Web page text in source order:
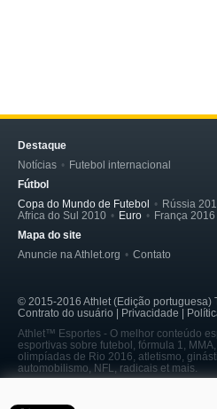
Destaque
Notícias
Futebol internacional
Fútbol
Copa do Mundo de Futebol
Rússia
Africa do Sul 2010
Euro França 2016
Mapa do site
Anuncie na Athlet.org
Contato
© 2015-2016 Athlet (Edição portuguesa)
Contrato do usuário | Privacidade |
Athlet™ Esportes - O melhor conteúdo
esportivas sobre futebol, fórmula 1,
olimpíadas de Rio 2016, atletismo,
automobilismo, NFL, radicais et mais.